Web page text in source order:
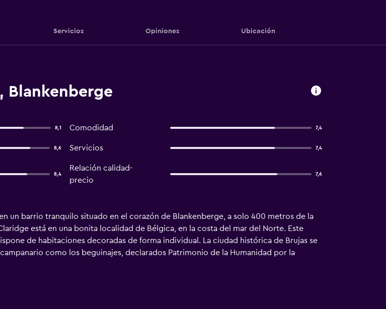
Servicios Opiniones Ubicación
Blankenberge
8,1 Comodidad 7,4
8,6 Servicios 7,4
8,4
Relación calidad-
precio
7,6
un barrio tranquilo situado en el corazón de Blankenberge, a solo 400 metros de la
está en una bonita localidad de Bélgica, en la costa del mar del Norte. Este
de habitaciones decoradas de forma individual. La ciudad histórica de Brujas se
como los beguinajes, declarados Patrimonio de la Humanidad por la
en coche del centro de Knokke y a 4 km de Wenduine.